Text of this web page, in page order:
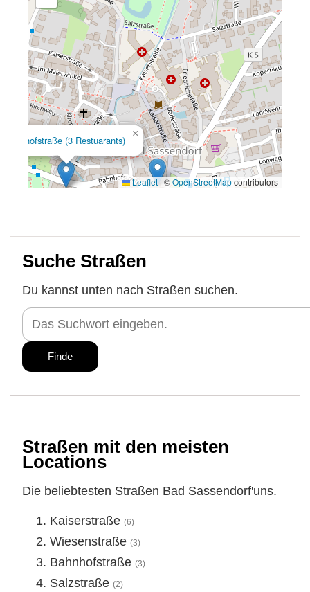
Suche Straßen
Du kannst unten nach Straßen suchen.
Straßen mit den meisten
Locations
Die beliebtesten Straßen Bad Sassendorf'uns.
Kaiserstraße (6)
Wiesenstraße (3)
Bahnhofstraße (3)
Salzstraße (2)